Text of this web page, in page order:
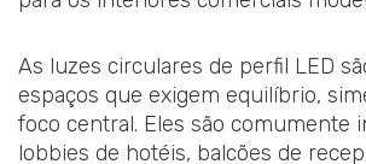
As luzes circulares de perfil LED
espaços que exigem equilíbrio,
foco central. Eles são comumente
lobbies de hotéis, balcões de